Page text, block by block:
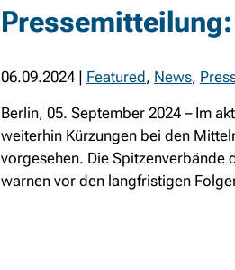
06.09.2024 | Featured, News,
Berlin, 05. September 2024 – Im
weiterhin Kürzungen bei den
vorgesehen. Die Spitzenverbände
warnen vor den langfristigen